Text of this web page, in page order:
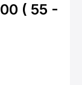
( 55 -